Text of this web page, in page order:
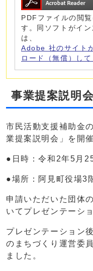
PDFファイルの閲
す。同ソフトがイ
は、
Adobe 社のサイト
ロード（無償）して
事業提案説明
市民活動支援補助金
業提案説明会」を開
●日時：令和2年5月
●場所：阿見町役場3
申請いただいた団体
いてプレゼンテーシ
プレゼンテーション
のまちづくり運営委
ました。